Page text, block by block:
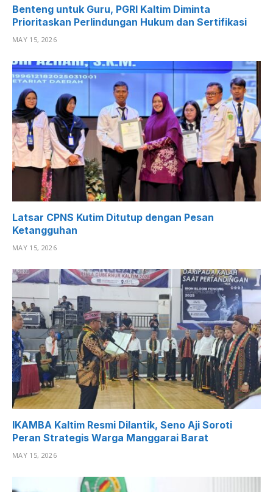
Benteng untuk Guru, PGRI Kaltim Diminta
Prioritaskan Perlindungan Hukum dan Sertifikasi
MAY 15, 2026
Latsar CPNS Kutim Ditutup dengan Pesan
Ketangguhan
MAY 15, 2026
IKAMBA Kaltim Resmi Dilantik, Seno Aji Soroti
Peran Strategis Warga Manggarai Barat
MAY 15, 2026